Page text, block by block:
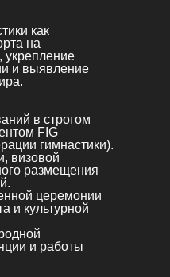
как
на
укрепление
и выявление
в строгом
FIG
гимнастики).
визовой
размещения
церемонии
и культурной
и работы